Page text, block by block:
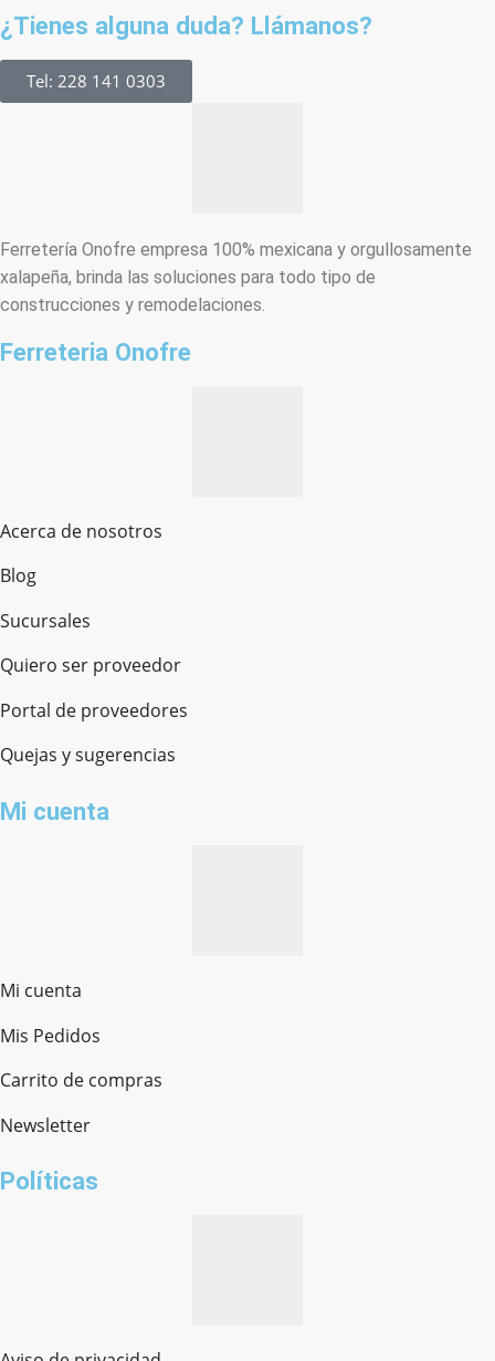
¿Tienes alguna duda? Llámanos?
Tel: 228 141 0303
Ferretería Onofre empresa 100% mexicana y orgullosamente
xalapeña, brinda las soluciones para todo tipo de
construcciones y remodelaciones.
Ferreteria Onofre
Acerca de nosotros
Blog
Sucursales
Quiero ser proveedor
Portal de proveedores
Quejas y sugerencias
Mi cuenta
Mi cuenta
Mis Pedidos
Carrito de compras
Newsletter
Políticas